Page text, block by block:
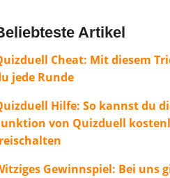
Artikel
Cheat: Mit diesem
jede Runde
Hilfe: So kannst du
von Quizduell
Gewinnspiel: Bei uns